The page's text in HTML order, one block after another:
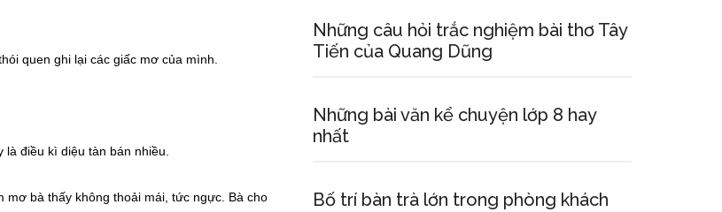
quen ghi lại các giấc mơ của mình.
điều kì diệu tàn bán nhiều.
mơ bà thấy không thoải mái, tức ngực. Bà cho
Những câu hỏi trắc nghiệm bài thơ Tây
Tiến của Quang Dũng
Những bài văn kể chuyện lớp 8 hay
nhất
Bố trí bàn trà lớn trong phòng khách